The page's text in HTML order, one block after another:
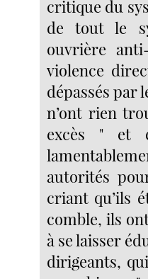
critique du
de tout le
ouvrière
violence
dépassés par
n’ont rien
excès " et
autorités
criant qu’ils
comble, ils
à se laisser
dirigeants,